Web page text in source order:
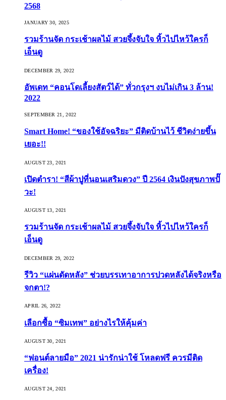
2568
JANUARY 30, 2025
รวมร้านจัด กระเช้าผลไม้ สวยจึ้งจับใจ หิ้วไปไหว้ใครก็
เอ็นดู
DECEMBER 29, 2022
อัพเดท “คอนโดเลี้ยงสัตว์ได้” ทั่วกรุงฯ งบไม่เกิน 3 ล้าน!
2022
SEPTEMBER 21, 2022
Smart Home! “ของใช้อัจฉริยะ” มีติดบ้านไว้ ชีวิตง่ายขึ้น
เยอะ!!
AUGUST 23, 2021
เปิดตำรา! “สีผ้าปูที่นอนเสริมดวง” ปี 2564 เงินปังสุขภาพปั๊
วะ!
AUGUST 13, 2021
รวมร้านจัด กระเช้าผลไม้ สวยจึ้งจับใจ หิ้วไปไหว้ใครก็
เอ็นดู
DECEMBER 29, 2022
รีวิว “แผ่นดัดหลัง” ช่วยบรรเทาอาการปวดหลังได้จริงหรือ
จกตา!?
APRIL 26, 2022
เลือกซื้อ “ซิมเทพ” อย่างไรให้คุ้มค่า
AUGUST 30, 2021
“ฟอนต์ลายมือ” 2021 น่ารักน่าใช้ โหลดฟรี ควรมีติด
เครื่อง!
AUGUST 24, 2021